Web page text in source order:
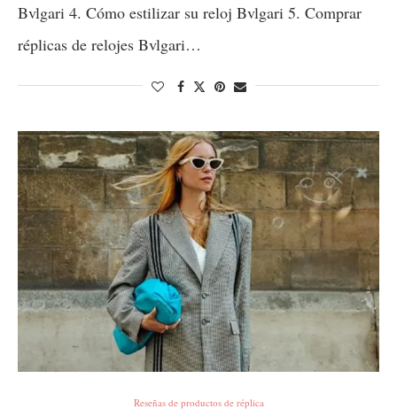
Bvlgari 4. Cómo estilizar su reloj Bvlgari 5. Comprar
réplicas de relojes Bvlgari…
Reseñas de productos de réplica